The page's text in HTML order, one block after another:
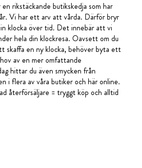
rikstäckande butikskedja som har
Vi har ett arv att vårda. Därför bryr
klocka över tid. Det innebär att vi
hela din klockresa. Oavsett om du
skaffa en ny klocka, behöver byta ett
av en mer omfattande
hittar du även smycken från
i flera av våra butiker och här online.
återförsäljare = tryggt köp och alltid